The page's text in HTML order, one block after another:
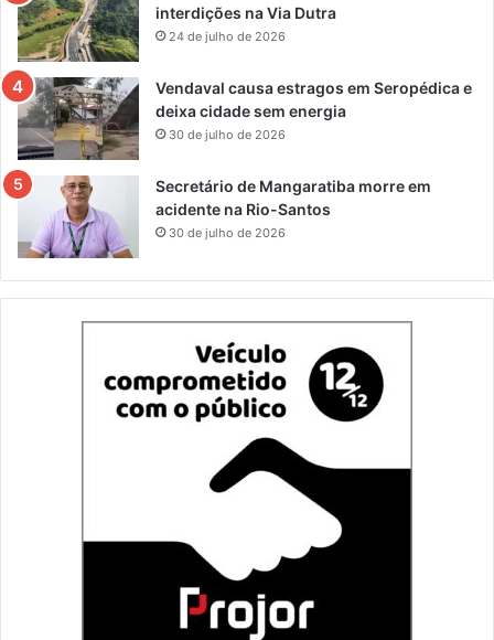
interdições na Via Dutra
24 de julho de 2026
Vendaval causa estragos em Seropédica e
deixa cidade sem energia
30 de julho de 2026
Secretário de Mangaratiba morre em
acidente na Rio-Santos
30 de julho de 2026